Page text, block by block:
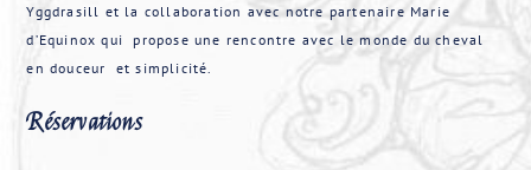
Yggdrasill et la collaboration avec notre partenaire Marie
d’Equinox qui propose une rencontre avec le monde du cheval
en douceur et simplicité.
Réservations